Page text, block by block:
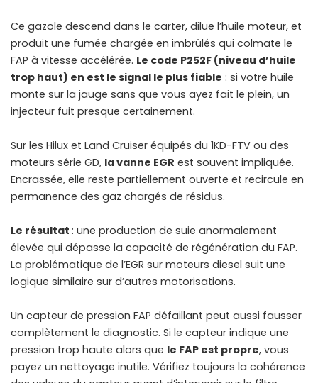
Ce gazole descend dans le carter, dilue l’huile moteur, et
produit une fumée chargée en imbrûlés qui colmate le
FAP à vitesse accélérée. Le code P252F (niveau d’huile
trop haut) en est le signal le plus fiable : si votre huile
monte sur la jauge sans que vous ayez fait le plein, un
injecteur fuit presque certainement.
Sur les Hilux et Land Cruiser équipés du 1KD-FTV ou des
moteurs série GD, la vanne EGR est souvent impliquée.
Encrassée, elle reste partiellement ouverte et recircule en
permanence des gaz chargés de résidus.
Le résultat : une production de suie anormalement
élevée qui dépasse la capacité de régénération du FAP.
La problématique de l’EGR sur moteurs diesel suit une
logique similaire sur d’autres motorisations.
Un capteur de pression FAP défaillant peut aussi fausser
complètement le diagnostic. Si le capteur indique une
pression trop haute alors que le FAP est propre, vous
payez un nettoyage inutile. Vérifiez toujours la cohérence